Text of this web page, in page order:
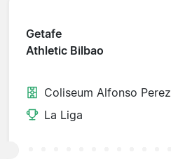
Getafe
Athletic Bilbao
Coliseum Alfonso Perez
La Liga